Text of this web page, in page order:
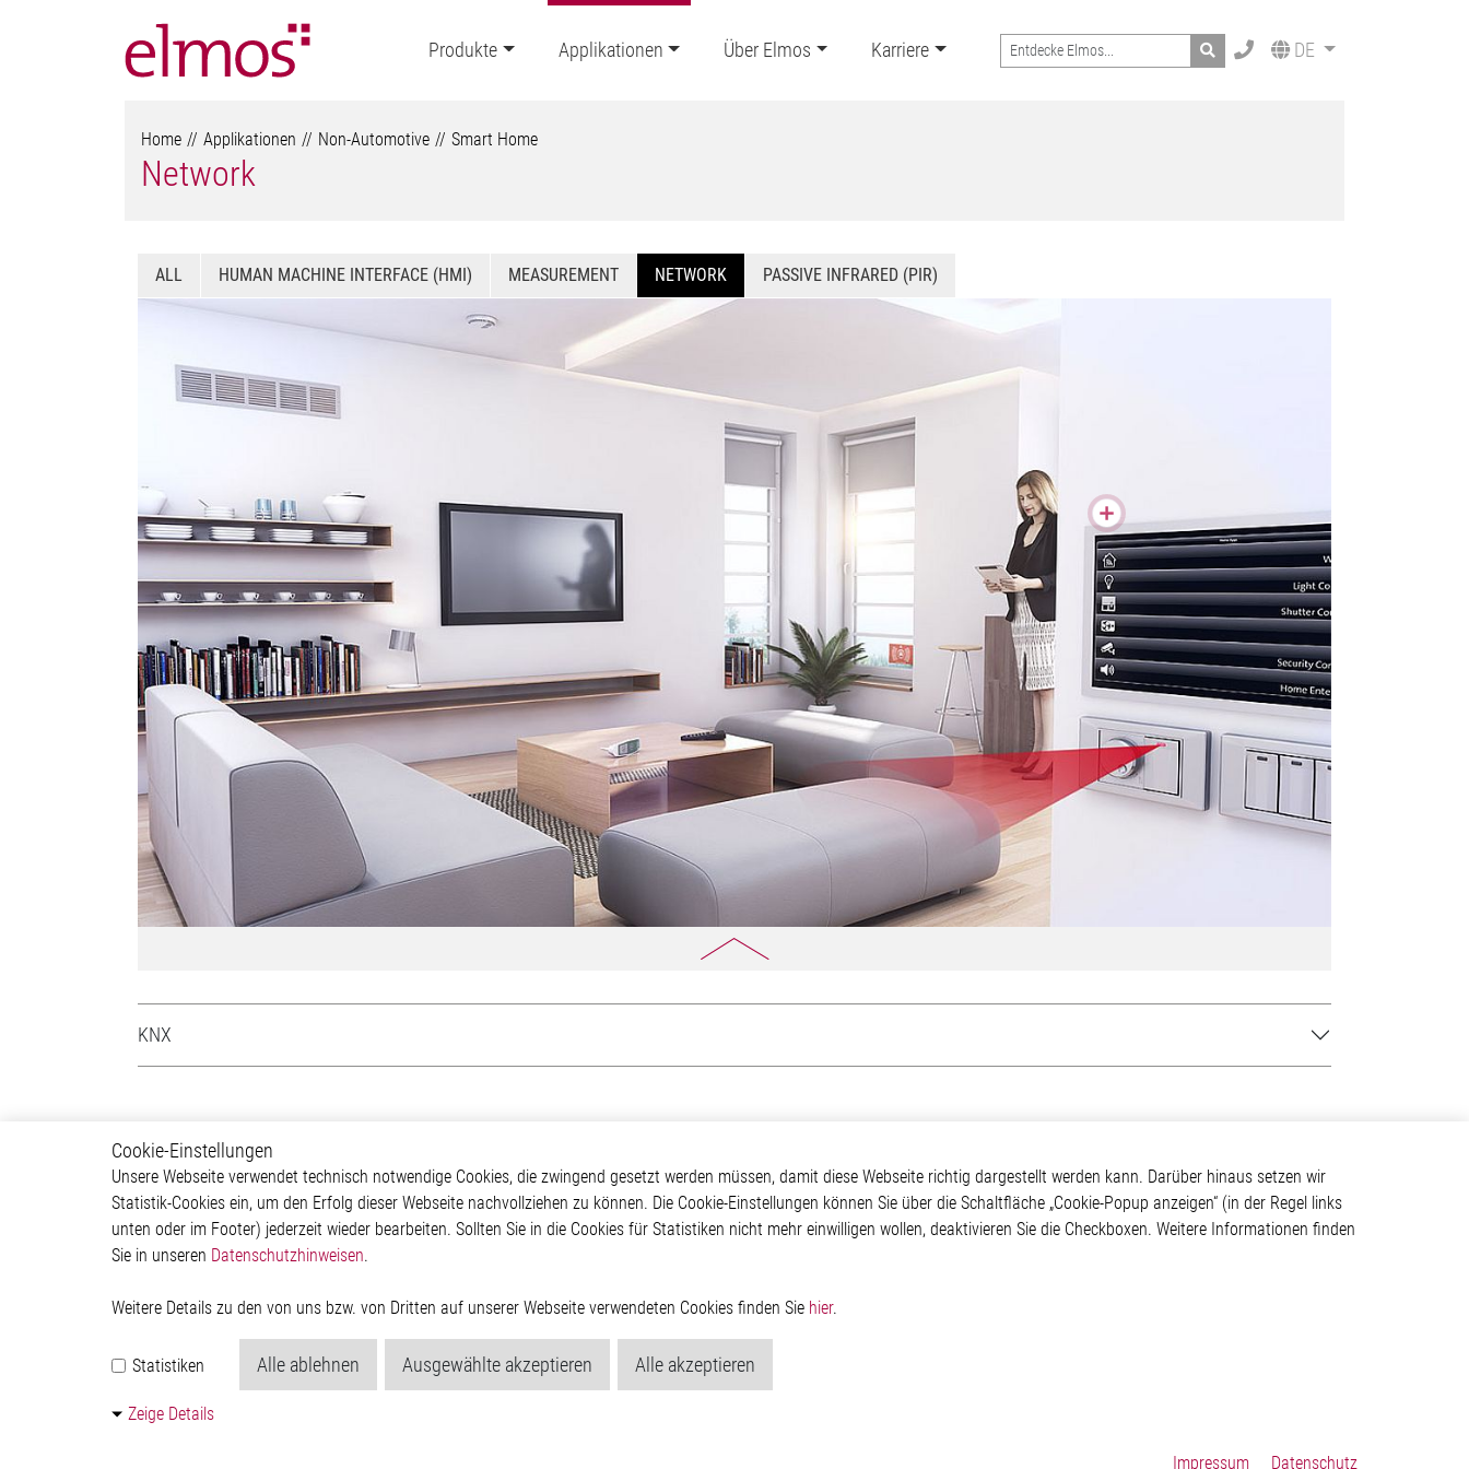
Produkte Applikationen Über Elmos Karriere Search DE
Home Applikationen Non-Automotive Smart Home
Network
ALL HUMAN MACHINE INTERFACE (HMI) MEASUREMENT NETWORK PASSIVE INFRARED (PIR)
KNX
Smart Home
Network
Human Machine Interface
(HMI)
Passive Infrared (PIR)
Industry
Smart Home
Industrial Automation
Über Elmos
Unternehmen
Investor
Weitere Links
Glossar
Kontakt
Kontakt
Elmos Semiconductor SE
Werkstättenstraße 18
Cookie-Einstellungen
Unsere Webseite verwendet technisch notwendige Cookies, die zwingend gesetzt werden müssen, damit diese Webseite richtig dargestellt werden kann. Darüber hinaus setzen wir
Statistik-Cookies ein, um den Erfolg dieser Webseite nachvollziehen zu können. Die Cookie-Einstellungen können Sie über die Schaltfläche „Cookie-Popup anzeigen“ (in der Regel links
unten oder im Footer) jederzeit wieder bearbeiten. Sollten Sie in die Cookies für Statistiken nicht mehr einwilligen wollen, deaktivieren Sie die Checkboxen. Weitere Informationen finden
Sie in unseren Datenschutzhinweisen.
Weitere Details zu den von uns bzw. von Dritten auf unserer Webseite verwendeten Cookies finden Sie hier.
Statistiken Alle ablehnen Ausgewählte akzeptieren Alle akzeptieren
Zeige Details
Impressum Datenschutz